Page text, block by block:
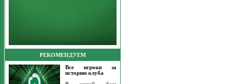
РЕКОМЕНДУЕМ
Все игроки за
историю клуба